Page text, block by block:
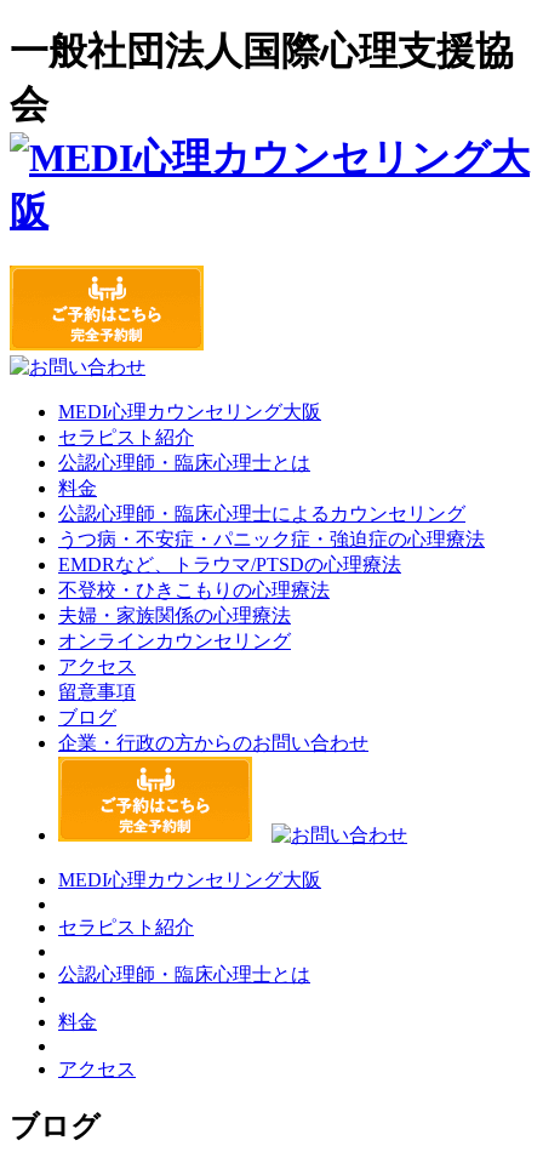
一般社団法人国際心理支援協
会
MEDI心理カウンセリング大阪
セラピスト紹介
公認心理師・臨床心理士とは
料金
公認心理師・臨床心理士によるカウンセリング
うつ病・不安症・パニック症・強迫症の心理療法
EMDRなど、トラウマ/PTSDの心理療法
不登校・ひきこもりの心理療法
夫婦・家族関係の心理療法
オンラインカウンセリング
アクセス
留意事項
ブログ
企業・行政の方からのお問い合わせ
MEDI心理カウンセリング大阪
セラピスト紹介
公認心理師・臨床心理士とは
料金
アクセス
ブログ